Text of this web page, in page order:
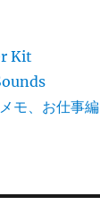
Kit
モ、お仕事編